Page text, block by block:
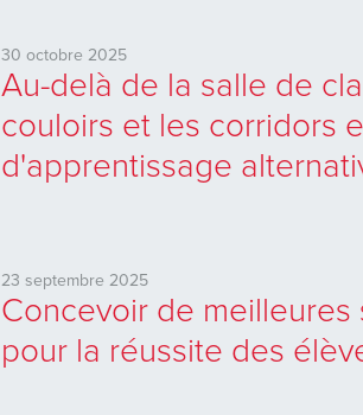
30 octobre 2025
Au-delà de la salle de
couloirs et les corridors
d'apprentissage
23 septembre 2025
Concevoir de meilleures
pour la réussite des